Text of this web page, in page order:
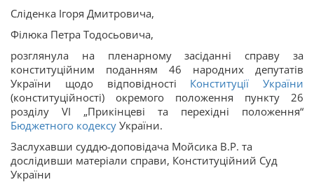
Сліденка Ігоря Дмитровича,
Філюка Петра Тодосьовича,
розглянула на пленарному засіданні справу за
конституційним поданням 46 народних депутатів
України щодо відповідності Конституції України
(конституційності) окремого положення пункту 26
розділу VІ „Прикінцеві та перехідні положення“
Бюджетного кодексу України.
Заслухавши суддю-доповідача Мойсика В.Р. та
дослідивши матеріали справи, Конституційний Суд
України